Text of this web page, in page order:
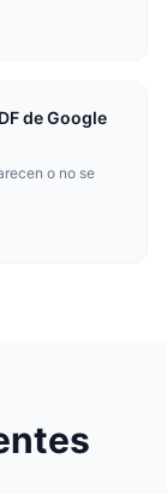
de Google
o no se